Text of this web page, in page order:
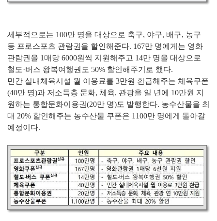
세부적으로는 100만 명을 대상으로 축구, 야구, 배구, 농구
등 프로스포츠 관람권을 할인해준다. 167만 명에게는 영화
관람권을 1매당 6000원씩 지원해주고 14만 명을 대상으로
철도·버스 왕복여행권도 50% 할인해주기로 했다.
민간 실내체육시설 월 이용료를 3만원 환급해주는 체육쿠폰
(40만 명)과 저소득층 문화, 체육, 관광을 일 년에 10만원 지
원하는 통합문화이용권(20만 명)도 발행한다. 농수산물을 최
대 20% 할인해주는 농수산물 쿠폰은 1100만 명에게 돌아갈
예정이다.